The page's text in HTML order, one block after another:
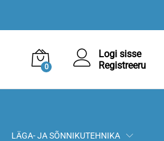
0
Logi sisse
Registreeru
LÄGA- JA SÕNNIKUTEHNIKA